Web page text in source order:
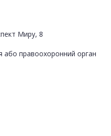
Миру, 8
або правоохоронний орган